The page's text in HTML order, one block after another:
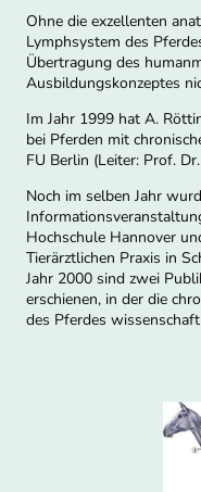
Ohne die exzellenten
Lymphsystem des
Übertragung des
Ausbildungskonzeptes
Im Jahr 1999 hat A.
bei Pferden mit
FU Berlin (Leiter: Prof.
Noch im selben Jahr
Hochschule Hannover
Tierärztlichen Praxis in
Jahr 2000 sind zwei
erschienen, in der die
des Pferdes